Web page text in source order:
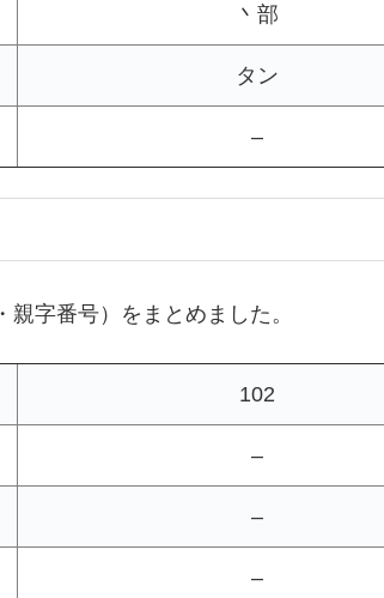
丶部
タン
–
字番号）をまとめました。
102
–
–
–